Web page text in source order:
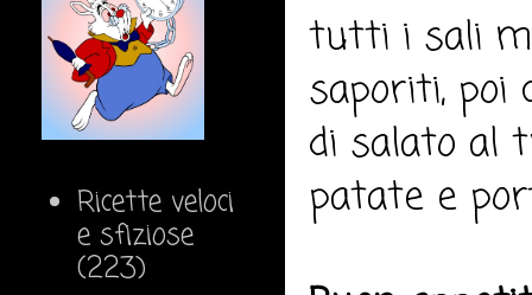
tutti i sali
saporiti, poi
di salato al
patate e
Ricette veloci
e sfiziose
(223)